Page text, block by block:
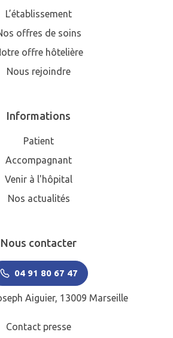
L’établissement
offres de soins
offre hôtelière
Nous rejoindre
Informations
Patient
Accompagnant
Venir à l'hôpital
Nos actualités
Nous contacter
04 91 80 67 47
Aiguier, 13009 Marseille
Contact presse